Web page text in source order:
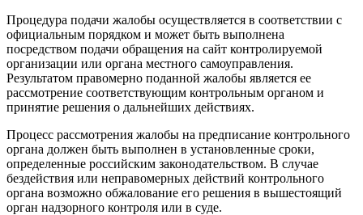
Процедура подачи жалобы осуществляется в соответствии с
официальным порядком и может быть выполнена
посредством подачи обращения на сайт контролируемой
организации или органа местного самоуправления.
Результатом правомерно поданной жалобы является ее
рассмотрение соответствующим контрольным органом и
принятие решения о дальнейших действиях.
Процесс рассмотрения жалобы на предписание контрольного
органа должен быть выполнен в установленные сроки,
определенные российским законодательством. В случае
бездействия или неправомерных действий контрольного
органа возможно обжалование его решения в вышестоящий
орган надзорного контроля или в суде.